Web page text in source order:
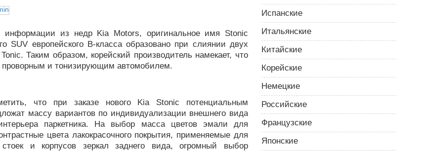
из недр Kia Motors, оригинальное имя Stonic
SUV европейского B-класса образовано при слиянии двух
Таким образом, корейский производитель намекает, что
проворным и тонизирующим автомобилем.
что при заказе нового Kia Stonic потенциальным
массу вариантов по индивидуализации внешнего вида
паркетника. На выбор масса цветов эмали для
цвета лакокрасочного покрытия, применяемые для
и корпусов зеркал заднего вида, огромный выбор
Испанские
Итальянские
Китайские
Корейские
Немецкие
Российские
Французские
Японские